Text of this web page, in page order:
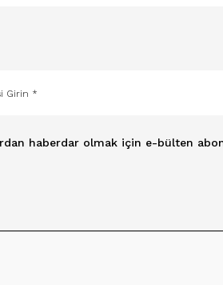
haberdar olmak için e-bülten